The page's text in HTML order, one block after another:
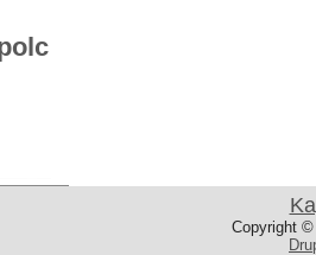
Copyright ©